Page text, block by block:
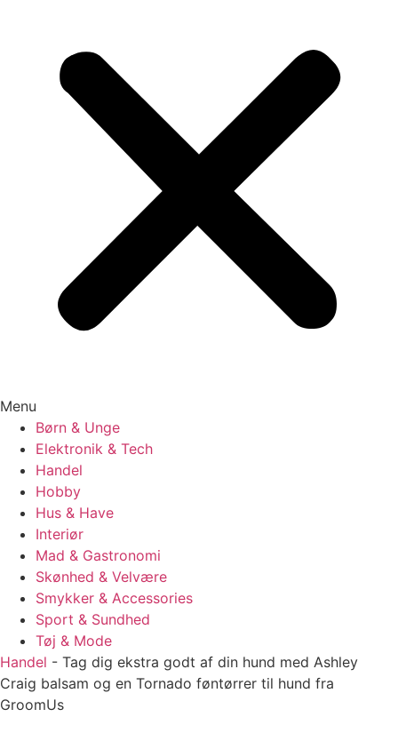
Menu
Børn & Unge
Elektronik & Tech
Handel
Hobby
Hus & Have
Interiør
Mad & Gastronomi
Skønhed & Velvære
Smykker & Accessories
Sport & Sundhed
Tøj & Mode
Handel - Tag dig ekstra godt af din hund med Ashley
Craig balsam og en Tornado føntørrer til hund fra
GroomUs